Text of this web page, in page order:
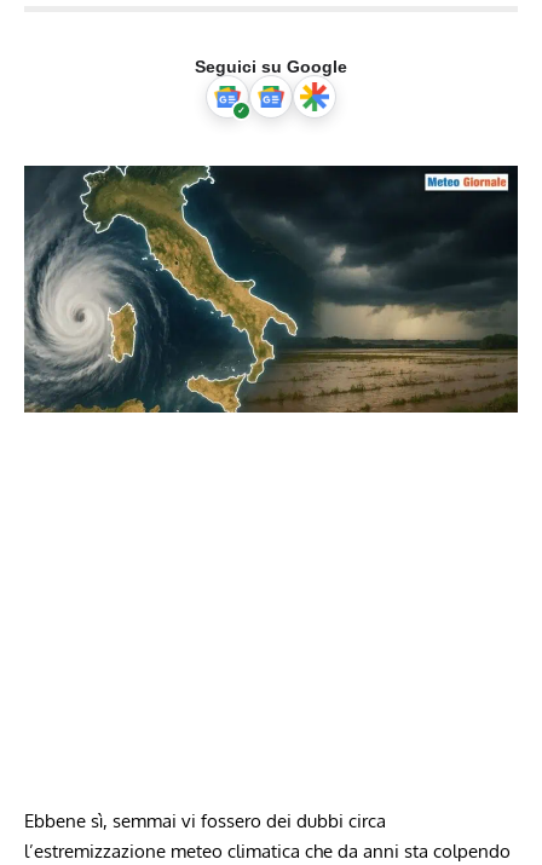
Seguici su Google
Ebbene sì, semmai vi fossero dei dubbi circa
l’estremizzazione meteo climatica che da anni sta colpendo